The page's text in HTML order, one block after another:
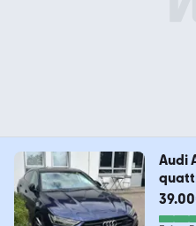
Audi